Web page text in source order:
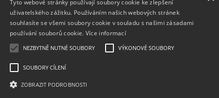
Textový obsah je zveřejněn pod licencíCreative Commons BY
uvedeny u těchto materiálů.
Powered by
Tyto webové stránky používají soubory cookie ke zlepšení
uživatelského zážitku. Používáním našich webových stránek
souhlasíte se všemi soubory cookie v souladu s našimi zásadami
používání souborů cookie. Více informací
NEZBYTNĚ NUTNÉ SOUBORY VÝKONOVÉ SOUBORY
SOUBORY CÍLENÍ
ZOBRAZIT PODROBNOSTI